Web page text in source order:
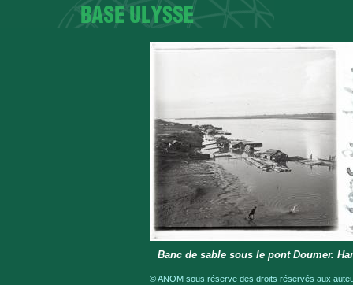
Banc de sable sous le pont Doumer.
© ANOM sous réserve des droits réservés aux